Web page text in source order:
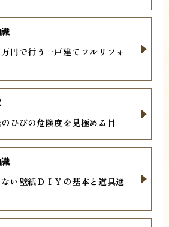
円で行う一戸建てフルリフォ
ひびの危険度を見極める目
い壁紙ＤＩＹの基本と道具選